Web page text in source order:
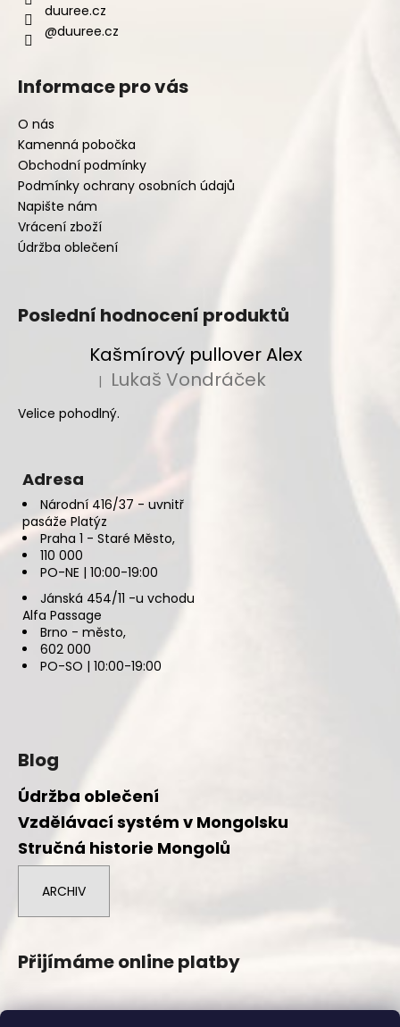
duuree.cz
@duuree.cz
Informace pro vás
O nás
Kamenná pobočka
Obchodní podmínky
Podmínky ochrany osobních údajů
Napište nám
Vrácení zboží
Údržba oblečení
Poslední hodnocení produktů
Kašmírový pullover Alex
Hodnocení produktu je 5 z 5 hvězdiček.
| Lukaš Vondráček
Velice pohodlný.
Adresa
Národní 416/37 - uvnitř
pasáže Platýz
Praha 1 - Staré Město,
110 000
PO-NE | 10:00-19:00
Jánská 454/11 -u vchodu
Alfa Passage
Brno - město,
602 000
PO-SO | 10:00-19:00
Blog
Údržba oblečení
Vzdělávací systém v Mongolsku
Stručná historie Mongolů
ARCHIV
Přijímáme online platby